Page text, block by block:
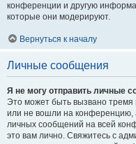
конференции и другую
которые они модерируют.
Вернуться к началу
Личные сообщения
Я не могу отправить личные
Это может быть вызвано
или не вошли на конференцию,
личных сообщений на всей
это вам лично. Свяжитесь с